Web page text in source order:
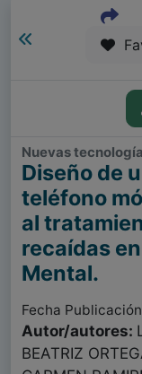
Nuevas
Diseño de
teléfono
al
recaídas
Mental.
Fecha
Autor/autores:
BEATRIZ